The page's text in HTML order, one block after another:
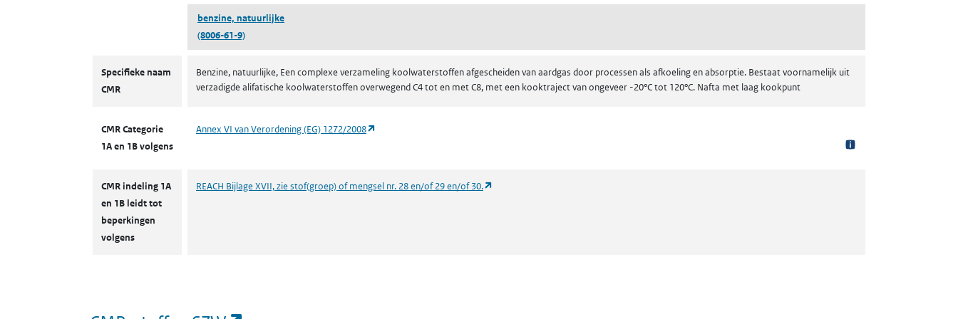
benzine, natuurlijke
(8006-61-9)
Specifieke naam
CMR
Benzine, natuurlijke, Een complexe verzameling koolwaterstoffen afgescheiden van aardgas door processen als afkoeling en absorptie. Bestaat voornamelijk uit
verzadigde alifatische koolwaterstoffen overwegend C4 tot en met C8, met een kooktraject van ongeveer -20°C tot 120°C. Nafta met laag kookpunt
CMR Categorie
1A en 1B volgens
Annex VI van Verordening (EG) 1272/2008
CMR indeling 1A
en 1B leidt tot
beperkingen
volgens
REACH Bijlage XVII, zie stof(groep) of mengsel nr. 28 en/of 29 en/of 30.